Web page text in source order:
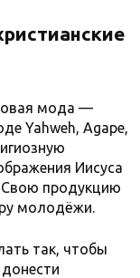
мода —
Yahweh, Agape,
Иисуса
Свою продукцию
молодёжи.
так, чтобы